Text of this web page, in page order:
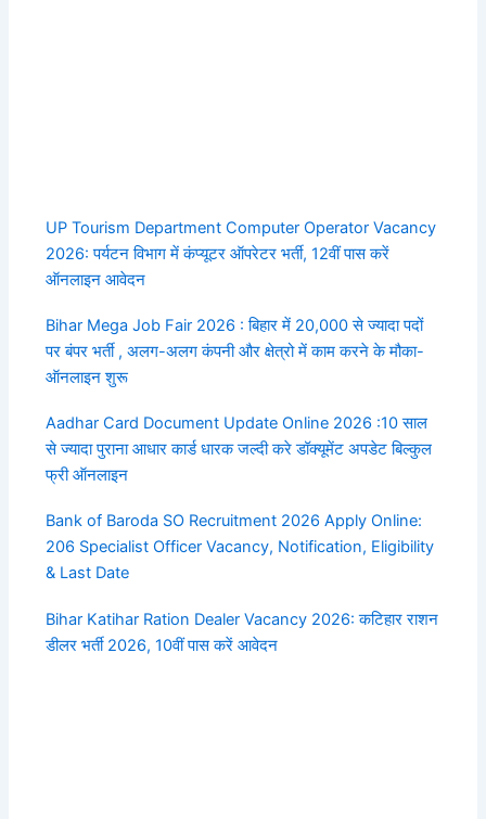
UP Tourism Department Computer Operator Vacancy
2026: पर्यटन विभाग में कंप्यूटर ऑपरेटर भर्ती, 12वीं पास करें
ऑनलाइन आवेदन
Bihar Mega Job Fair 2026 : बिहार में 20,000 से ज्यादा पदों
पर बंपर भर्ती , अलग-अलग कंपनी और क्षेत्रो में काम करने के मौका-
ऑनलाइन शुरू
Aadhar Card Document Update Online 2026 :10 साल
से ज्यादा पुराना आधार कार्ड धारक जल्दी करे डॉक्यूमेंट अपडेट बिल्कुल
फ्री ऑनलाइन
Bank of Baroda SO Recruitment 2026 Apply Online:
206 Specialist Officer Vacancy, Notification, Eligibility
& Last Date
Bihar Katihar Ration Dealer Vacancy 2026: कटिहार राशन
डीलर भर्ती 2026, 10वीं पास करें आवेदन